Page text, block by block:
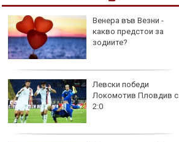
Венера във Везни -
какво предстои за
зодиите?
Левски победи
Локомотив Пловдив с
2:0